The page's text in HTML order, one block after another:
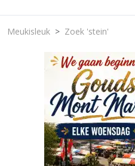
Meukisleuk Zoek 'stein'